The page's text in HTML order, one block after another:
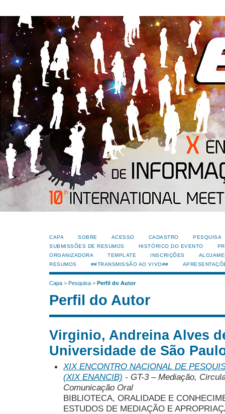
CAPA SOBRE ACESSO CADASTRO
PESQUISA
SUBMISSÕES DE RESUMOS
HISTÓRICO DO EVENTO
ORGANIZADORA
TEMPLATE INSCRIÇÕES
RESUMOS
##TRANSMISSÃO AO VIVO##
Capa > Pesquisa > Perfil do Autor
Perfil do Autor
Virginio, Andreina Alves
Universidade de São
XIX ENCONTRO NACIONAL DE
(XIX ENANCIB) - GT-3 – Mediação,
Comunicação Oral
BIBLIOTECA, ORALIDADE E
ESTUDOS DE MEDIAÇÃO E